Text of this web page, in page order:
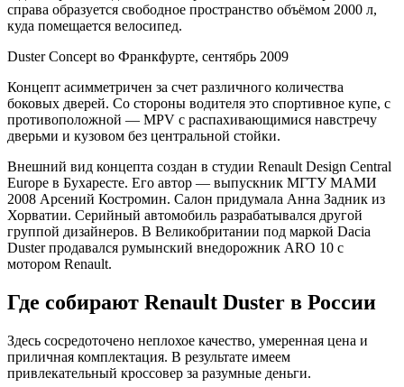
справа образуется свободное пространство объёмом 2000 л,
куда помещается велосипед.
Duster Concept во Франкфурте, сентябрь 2009
Концепт асимметричен за счет различного количества
боковых дверей. Со стороны водителя это спортивное купе, с
противоположной — MPV с распахивающимися навстречу
дверьми и кузовом без центральной стойки.
Внешний вид концепта создан в студии Renault Design Central
Europe в Бухаресте. Его автор — выпускник МГТУ МАМИ
2008 Арсений Костромин. Салон придумала Анна Задник из
Хорватии. Серийный автомобиль разрабатывался другой
группой дизайнеров. В Великобритании под маркой Dacia
Duster продавался румынский внедорожник ARO 10 с
мотором Renault.
Где собирают Renault Duster в России
Здесь сосредоточено неплохое качество, умеренная цена и
приличная комплектация. В результате имеем
привлекательный кроссовер за разумные деньги.